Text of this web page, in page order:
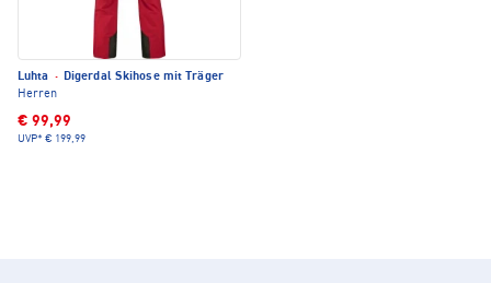
Luhta · Digerdal Skihose mit Träger
Herren
€ 99,99
UVP* € 199,99